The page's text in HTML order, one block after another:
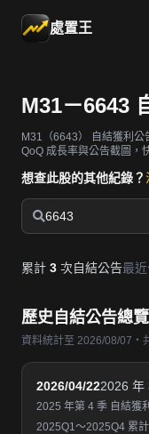
處置王
M31－6643
M31（6643）
自結獲利
QoQ 成長率與公告截圖，
想查此股的其他紀錄？
6643
累計 3 次自結公告最
歷史自結公告總覽
資料統計至 2026/08/07・
2026/04/222026 年
2025 年第 4 季 自結獲
2025Q1～2025Q4 累